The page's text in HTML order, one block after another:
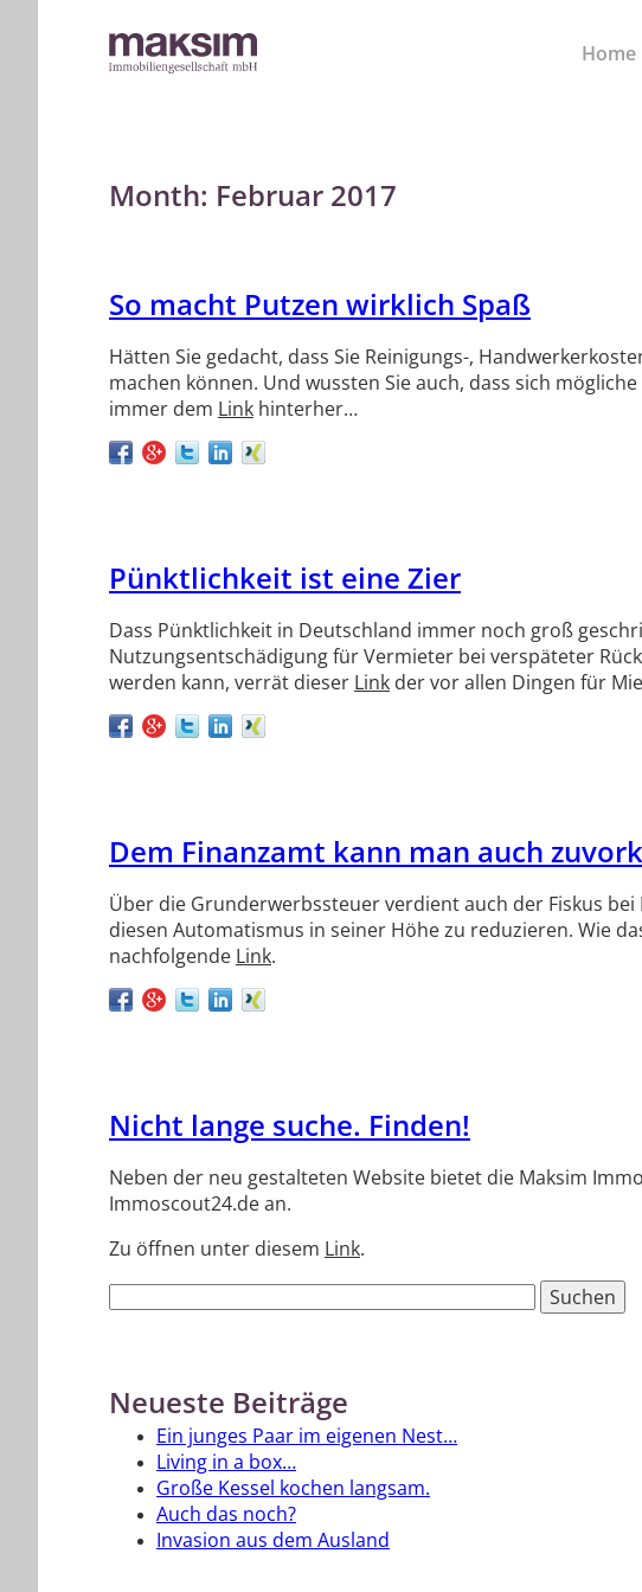
Home
Month: Februar 2017
So macht Putzen wirklich Spaß
Hätten Sie gedacht, dass Sie Reinigungs-,
machen können. Und wussten Sie auch, dass sich
immer dem
Link hinterher…
Pünktlichkeit ist eine Zier
Dass Pünktlichkeit in Deutschland immer noch groß
Nutzungsentschädigung für Vermieter bei verspäteter
werden kann, verrät dieser
Link der vor allen Dingen für
Dem Finanzamt kann man auch
Über die Grunderwerbssteuer verdient auch der Fiskus
diesen Automatismus in seiner Höhe zu reduzieren. Wie
nachfolgende
Link
Nicht lange suche. Finden!
Neben der neu gestalteten Website bietet die Maksim
Immoscout24.de an.
Zu öffnen unter diesem Link
Neueste Beiträge
Ein junges Paar im eigenen Nest…
Living in a box…
Große Kessel kochen langsam.
Auch das noch?
Invasion aus dem Ausland